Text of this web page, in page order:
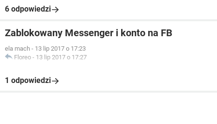
6 odpowiedzi
Zablokowany Messenger i konto na FB
ela mach - 13 lip 2017 o 17:23
Floreo - 13 lip 2017 o 17:27
1 odpowiedzi